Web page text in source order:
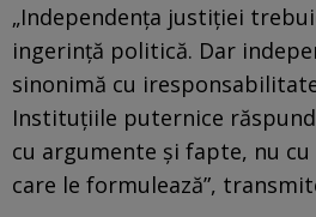
„Independența justiției
ingerință politică. Dar
sinonimă cu
Instituțiile puternice
cu argumente și fapte, nu
care le formulează”,